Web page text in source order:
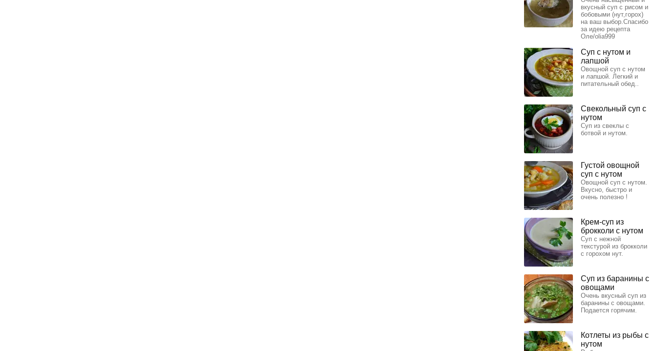
вкусный суп с рисом и
бобовыми (нут,горох)
на ваш выбор.Спасибо
за идею рецепта
Оле/olia999
Суп с нутом и
лапшой
Овощной суп с нутом
и лапшой. Легкий и
питательный обед..
Свекольный суп с
нутом
Суп из свеклы с
ботвой и нутом.
Густой овощной
суп с нутом
Овощной суп с нутом.
Вкусно, быстро и
очень полезно !
Крем-суп из
брокколи с нутом
Суп с нежной
текстурой из брокколи
с горохом нут.
Суп из баранины с
овощами
Очень вкусный суп из
баранины с овощами.
Подается горячим.
Котлеты из рыбы с
нутом